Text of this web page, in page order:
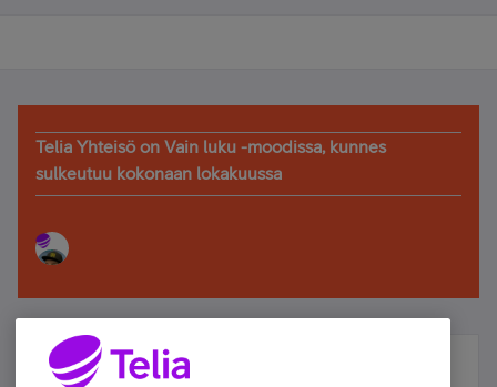
Telia Yhteisö on Vain luku -moodissa, kunnes
sulkeutuu kokonaan lokakuussa
Älä jää paitsi – osallistu ja voita!